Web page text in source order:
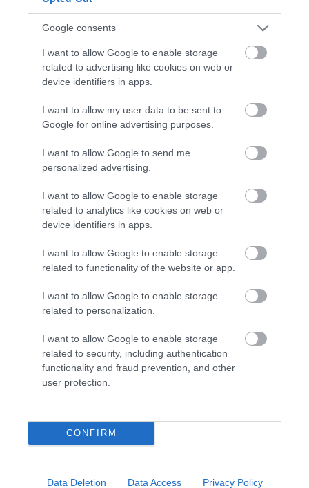
Google consents
I want to allow Google to enable storage
related to advertising like cookies on web or
device identifiers in apps.
I want to allow my user data to be sent to
Google for online advertising purposes.
I want to allow Google to send me
personalized advertising.
I want to allow Google to enable storage
related to analytics like cookies on web or
device identifiers in apps.
I want to allow Google to enable storage
related to functionality of the website or app.
I want to allow Google to enable storage
related to personalization.
I want to allow Google to enable storage
related to security, including authentication
functionality and fraud prevention, and other
user protection.
CONFIRM
Data Deletion Data Access Privacy Policy
VISSZA A FŐOLDALRA
Legfrissebb híreink
TANULJ NÉMETÜL OTTHONRÓL: A
2026. augusztus 07|Promóció
ÚJRAINDULNAK A KORÁBBAN
EGRI...
2026. augusztus 07 Eger ügye
TÍZ ÉVE NEM VOLT ILYEN ALACSONY
AZ INFLÁCIÓ MAGYARORSZÁGON
MINDHÁROM ÜTEMBEN DOLGOZNAK A
25-ÖS FŐÚTON EGERBEN
ÉS VÉDETT HALAKAT MENTETT...
2026. augusztus 07
KIALAKULHATNAK